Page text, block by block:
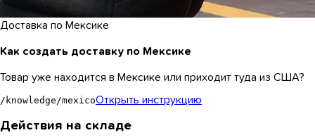
Доставка по Мексике
Как создать доставку по Мексике
Товар уже находится в Мексике или приходит туда из США?
/knowledge/mexicoОткрыть инструкцию
Действия на складе